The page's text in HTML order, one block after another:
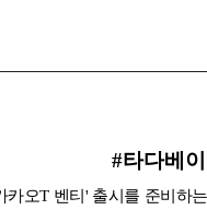
#타다베
카오T 벤티' 출시를 준비하